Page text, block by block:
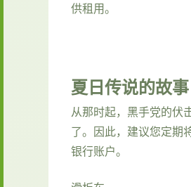
供租用。
夏日传说的故事
从那时起，黑手党的伏
了。因此，建议您定期
银行账户。